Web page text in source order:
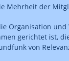
Mehrheit der
Organisation und
gerichtet ist,
von